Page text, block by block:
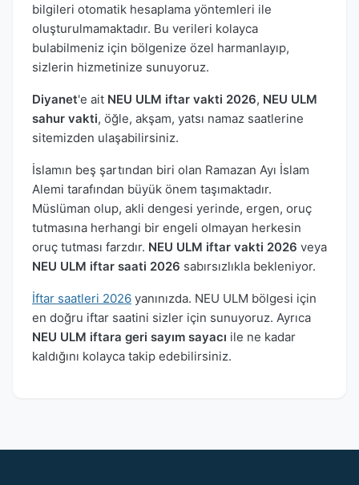
bilgileri otomatik hesaplama yöntemleri ile
oluşturulmamaktadır. Bu verileri kolayca
bulabilmeniz için bölgenize özel harmanlayıp,
sizlerin hizmetinize sunuyoruz.
Diyanet'e ait NEU ULM iftar vakti 2026, NEU ULM
sahur vakti, öğle, akşam, yatsı namaz saatlerine
sitemizden ulaşabilirsiniz.
İslamın beş şartından biri olan Ramazan Ayı İslam
Alemi tarafından büyük önem taşımaktadır.
Müslüman olup, akli dengesi yerinde, ergen, oruç
tutmasına herhangi bir engeli olmayan herkesin
oruç tutması farzdır. NEU ULM iftar vakti 2026 veya
NEU ULM iftar saati 2026 sabırsızlıkla bekleniyor.
İftar saatleri 2026 yanınızda. NEU ULM bölgesi için
en doğru iftar saatini sizler için sunuyoruz. Ayrıca
NEU ULM iftara geri sayım sayacı ile ne kadar
kaldığını kolayca takip edebilirsiniz.